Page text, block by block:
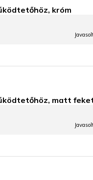
króm
matt